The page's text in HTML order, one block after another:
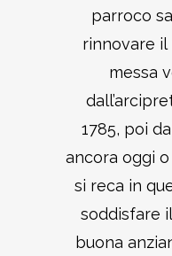
parroco
rinnovare il
messa
1785, poi
ancora oggi
si reca in
soddisfare
buona